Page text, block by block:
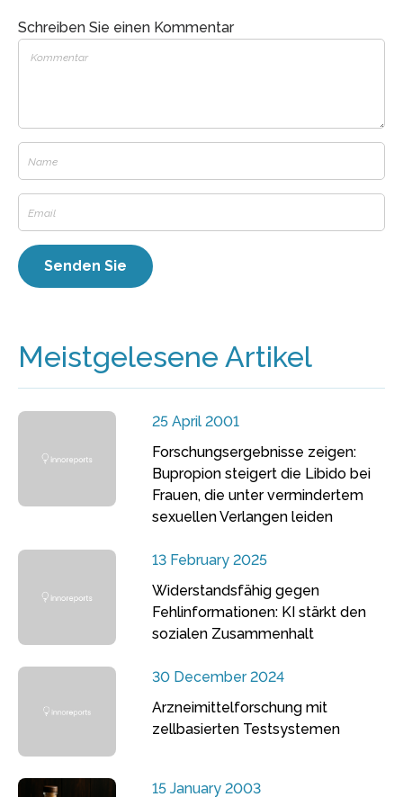
Schreiben Sie einen Kommentar
Meistgelesene Artikel
25 April 2001
Forschungsergebnisse zeigen:
Bupropion steigert die Libido bei
Frauen, die unter vermindertem
sexuellen Verlangen leiden
13 February 2025
Widerstandsfähig gegen
Fehlinformationen: KI stärkt den
sozialen Zusammenhalt
30 December 2024
Arzneimittelforschung mit
zellbasierten Testsystemen
15 January 2003